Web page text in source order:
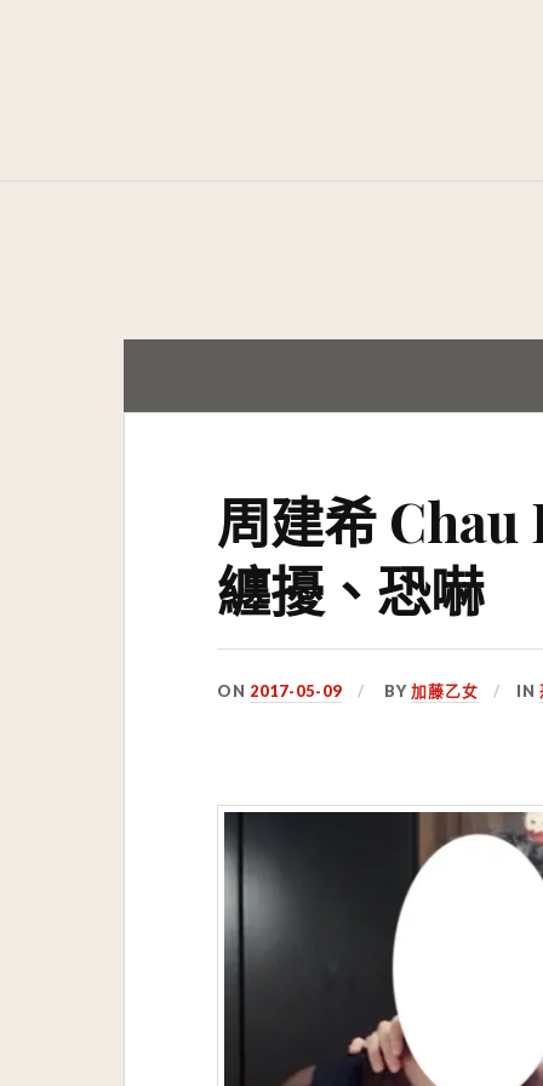
周建希
纏擾、恐嚇
ON 2017-05-09 BY加藤乙女 IN